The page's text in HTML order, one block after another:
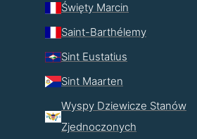
Święty Marcin
Saint-Barthélemy
Sint Eustatius
Sint Maarten
Wyspy Dziewicze Stanów
Zjednoczonych